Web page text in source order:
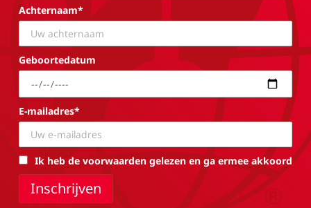
Achternaam*
Geboortedatum
E-mailadres*
Ik heb de voorwaarden gelezen en ga ermee akkoord